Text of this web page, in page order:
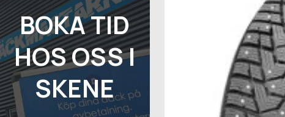
BOKA TID
HOS OSS I
SKENE